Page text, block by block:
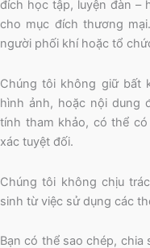
đích học tập, luyện đàn –
cho mục đích thương
người phối khí hoặc tổ
Chúng tôi không giữ bất
hình ảnh, hoặc nội dung
tính tham khảo, có thể
xác tuyệt đối.
Chúng tôi không chịu
sinh từ việc sử dụng các
Bạn có thể sao chép, chia